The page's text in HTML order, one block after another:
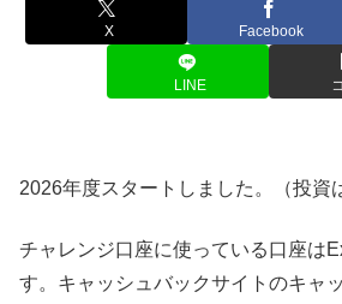
X Facebook
LINE
2026年度スタートしました。（投資
チャレンジ口座に使っている口座は
す。キャッシュバックサイトのキャ